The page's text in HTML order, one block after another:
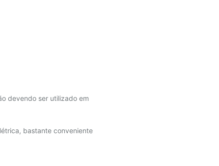
devendo ser utilizado em
bastante conveniente